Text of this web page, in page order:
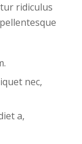
ridiculus
nec,
a,